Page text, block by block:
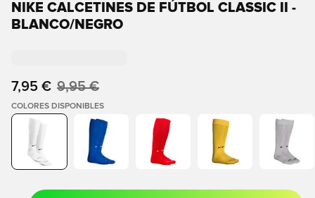
NIKE CALCETINES DE FÚTBOL CLASSIC II -
BLANCO/NEGRO
7,95 € 9,95 €
COLORES DISPONIBLES